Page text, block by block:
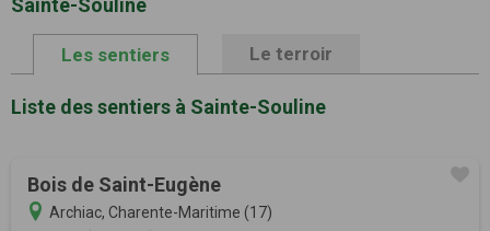
Sainte-Souline
Les sentiers Le terroir
Liste des sentiers à Sainte-Souline
Bois de Saint-Eugène
Archiac, Charente-Maritime (17)